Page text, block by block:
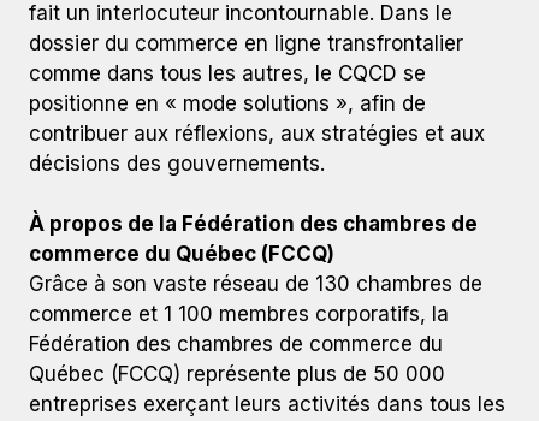
fait un interlocuteur incontournable. Dans le
dossier du commerce en ligne transfrontalier
comme dans tous les autres, le CQCD se
positionne en « mode solutions », afin de
contribuer aux réflexions, aux stratégies et aux
décisions des gouvernements.
À propos de la Fédération des chambres de
commerce du Québec (FCCQ)
Grâce à son vaste réseau de 130 chambres de
commerce et 1 100 membres corporatifs, la
Fédération des chambres de commerce du
Québec (FCCQ) représente plus de 50 000
entreprises exerçant leurs activités dans tous les